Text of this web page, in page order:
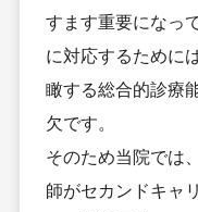
すます重要になっ
に対応するために
瞰する総合的診療
欠です。
そのため当院では
師がセカンドキャ